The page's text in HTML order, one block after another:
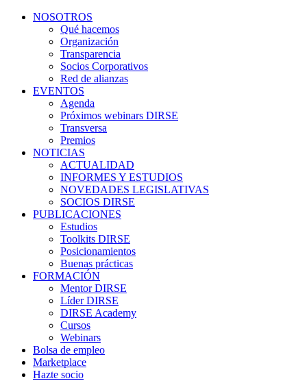
NOSOTROS
Qué hacemos
Organización
Transparencia
Socios Corporativos
Red de alianzas
EVENTOS
Agenda
Próximos webinars DIRSE
Transversa
Premios
NOTICIAS
ACTUALIDAD
INFORMES Y ESTUDIOS
NOVEDADES LEGISLATIVAS
SOCIOS DIRSE
PUBLICACIONES
Estudios
Toolkits DIRSE
Posicionamientos
Buenas prácticas
FORMACIÓN
Mentor DIRSE
Líder DIRSE
DIRSE Academy
Cursos
Webinars
Bolsa de empleo
Marketplace
Hazte socio